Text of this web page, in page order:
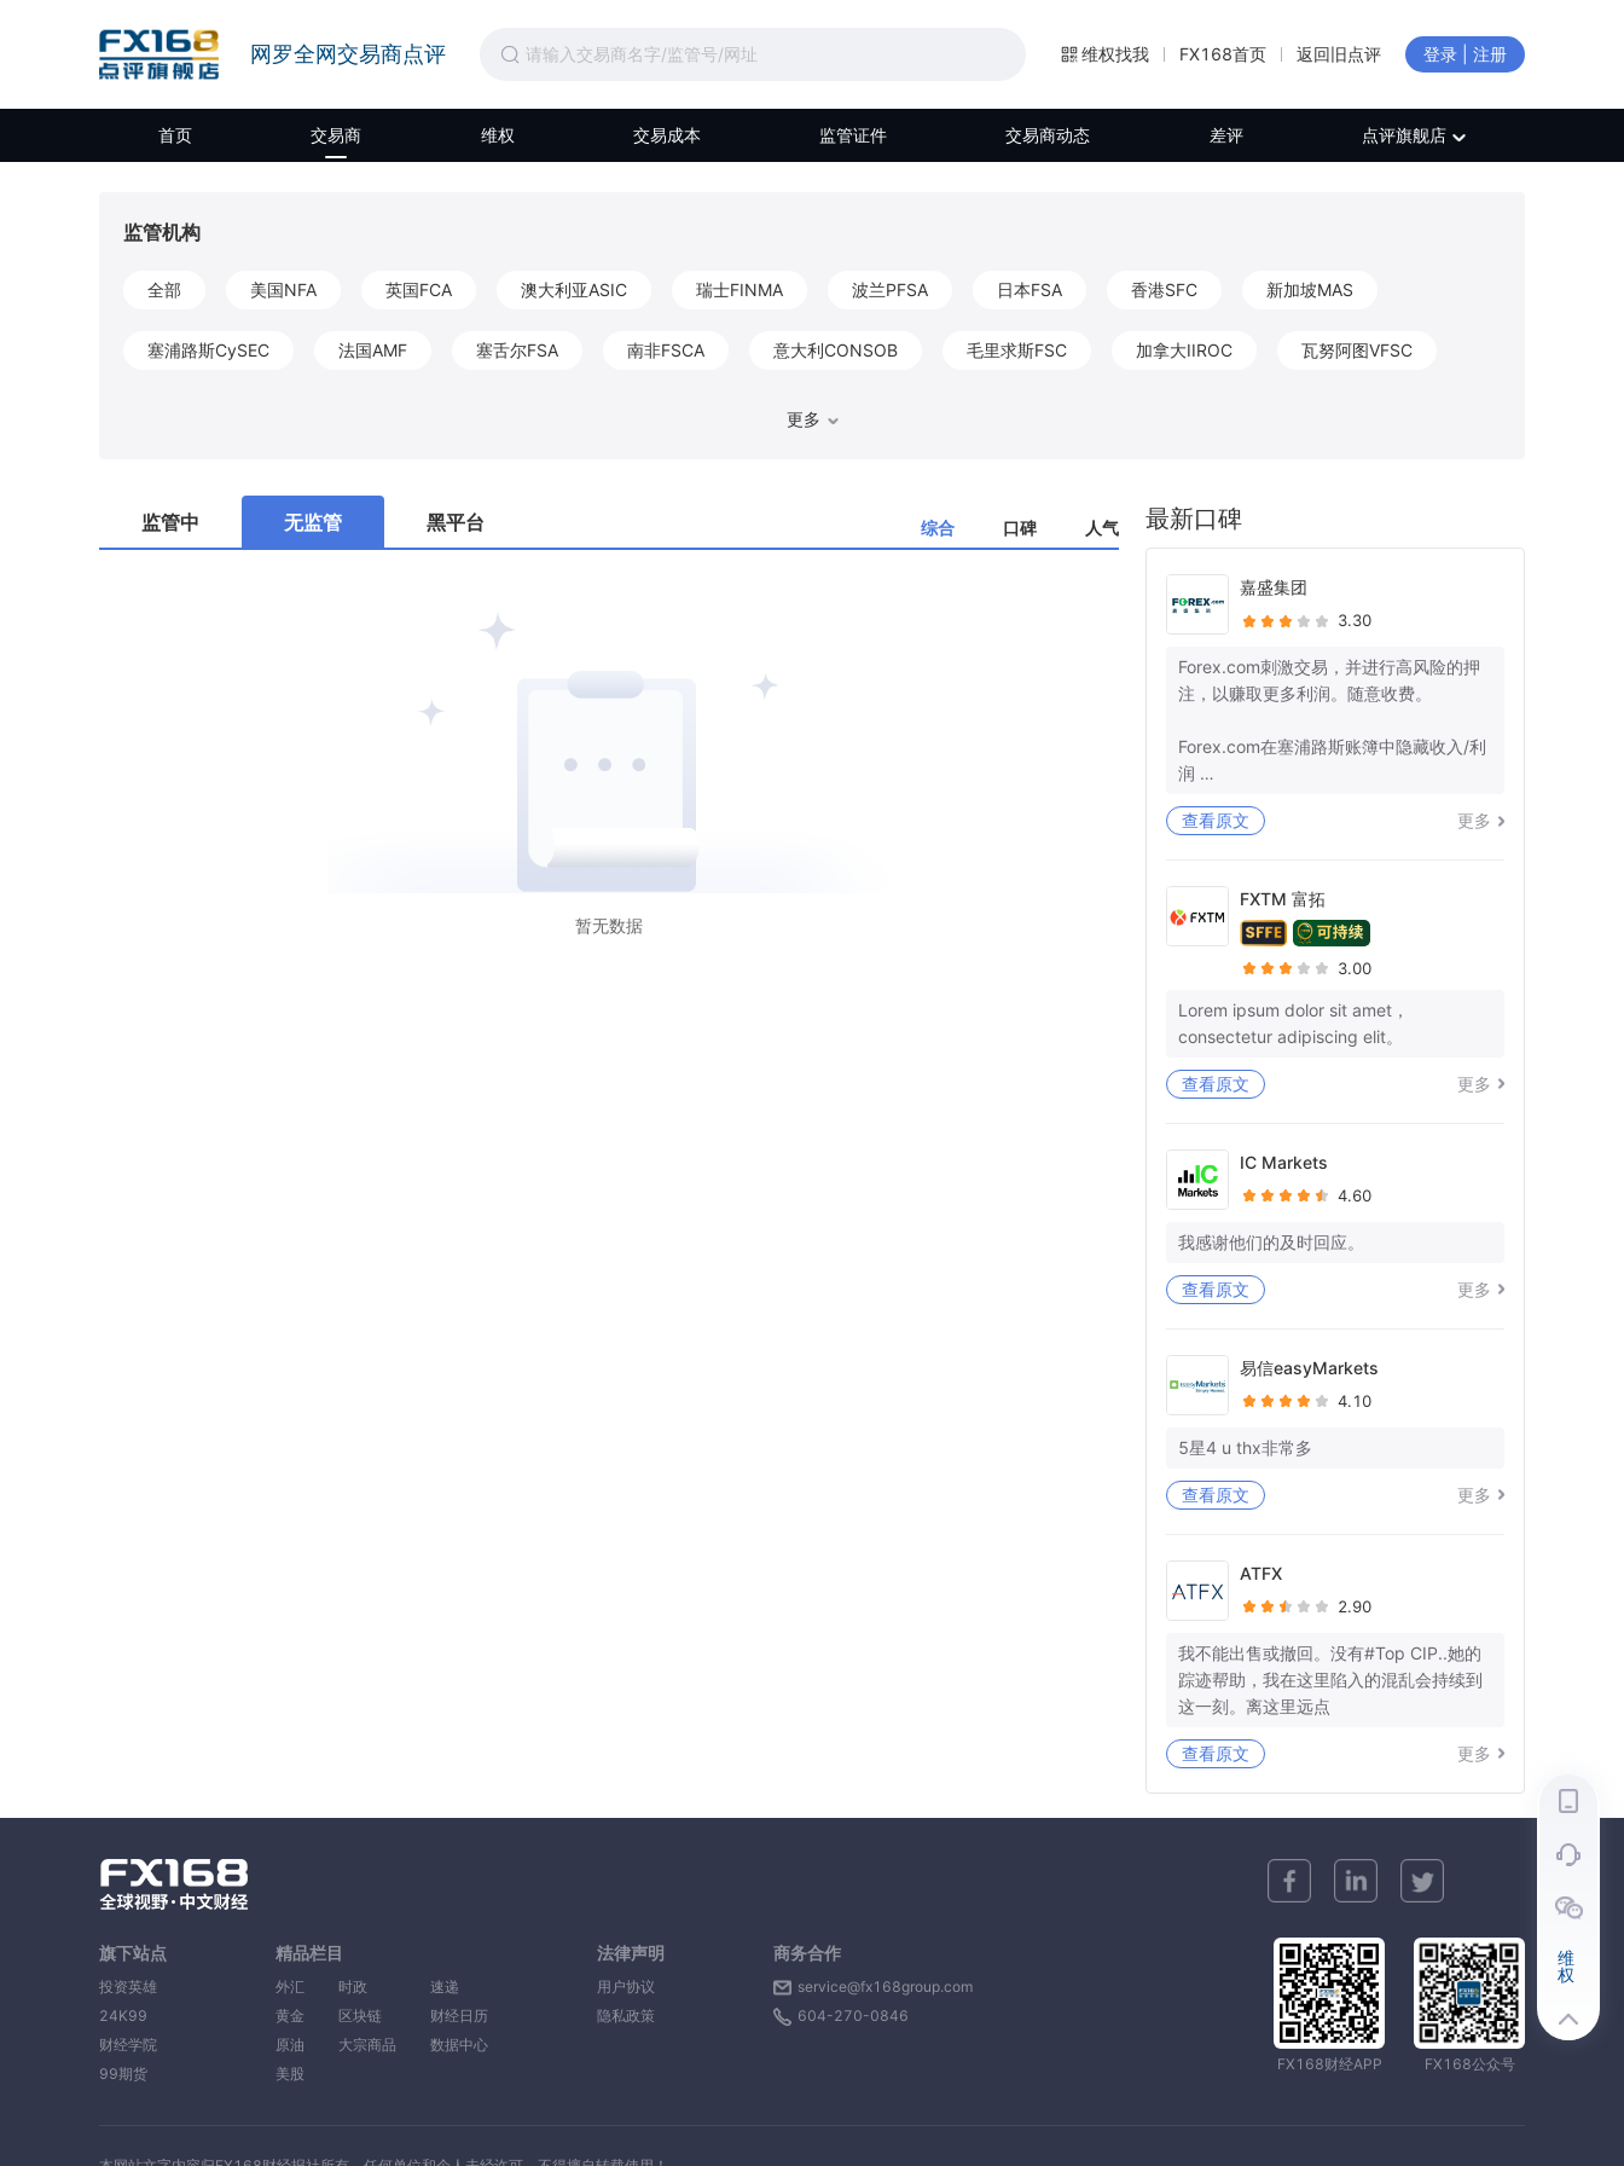
网罗全网交易商点评 维权找我 FX168首页 返回旧点评 登录 | 注册
首页 交易商 维权 交易成本 监管证件 交易商动态 差评 点评旗舰店
监管机构
全部 美国NFA 英国FCA 澳大利亚ASIC 瑞士FINMA 波兰PFSA 日本FSA 香港SFC 新加坡MAS
塞浦路斯CySEC 法国AMF 塞舌尔FSA 南非FSCA 意大利CONSOB 毛里求斯FSC 加拿大IIROC 瓦努阿图VFSC
伯利兹FSC
马耳他MFSA 柬埔寨SERC 拉脱维亚FKTK 阿布扎比FSRA 白俄罗斯NBRB
更多
监管中 无监管 黑平台 综合 口碑 人气
暂无数据
最新口碑
嘉盛集团
3.30
Forex.com刺激交易，并进行高风险的押
注，以赚取更多利润。随意收费。
Forex.com在塞浦路斯账簿中隐藏收入/利
润
+监管机构确保那里的管辖权。
-欧盟：第25条
我有10多个参考号码，而不是我的钱。你
3月29日，我们就退款清关和结束所有后
续行动达成了明确的协议。
户中什么都没有处理。
你又在愚弄我，在拖延时间。
重！！
我仍在等待我的WISE账户中23K+EU的全
还被告知提供宝洁L的对账单，因为您的单
方面账户关闭，也无法访问这些对账单。
阿比谢克
查看原文 更多
FXTM 富拓
3.00
Lorem ipsum dolor sit amet，
consectetur adipiscing elit。
查看原文 更多
IC Markets
4.60
我感谢他们的及时回应。
查看原文 更多
易信easyMarkets
4.10
5星4 u thx非常多
查看原文 更多
ATFX
2.90
我不能出售或撤回。没有#Top CIP..她的
踪迹帮助，我在这里陷入的混乱会持续到
这一刻。离这里远点
查看原文 更多
旗下站点
投资英雄
24K99
财经学院
99期货
精品栏目
外汇 时政
速递
黄金
区块链
财经日历
原油
大宗商品
数据中心
美股
法律声明
用户协议
隐私政策
商务合作
service@fx168group.com
604-270-0846
FX168财经APP FX168公众号
维
权